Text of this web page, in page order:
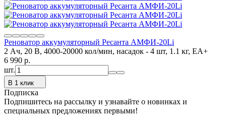
Реноватор аккумуляторный Ресанта АМФИ-20Li
2 Ач, 20 В, 4000-20000 кол/мин, насадок - 4 шт, 1.1 кг, ЕА+
6 990 p.
шт.
В 1 клик
Подписка
Подпишитесь на рассылку и узнавайте о новинках и
специальных предложениях первыми!